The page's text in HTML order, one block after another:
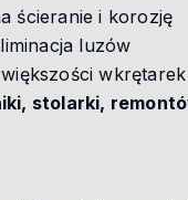
ścieranie i korozję
luzów
stolarki,